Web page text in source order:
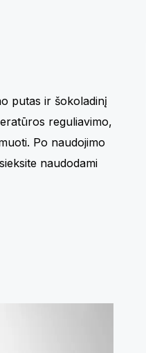
putas ir šokoladinį
reguliavimo,
Po naudojimo
naudodami